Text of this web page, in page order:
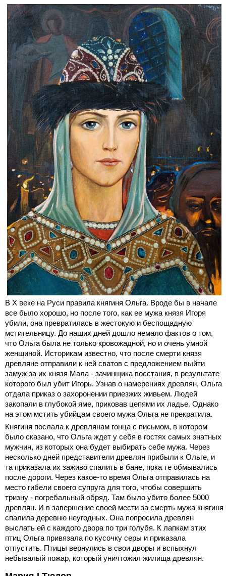
В X веке на Руси правила княгиня Ольга. Вроде бы в начале
все было хорошо, но после того, как ее мужа князя Игоря
убили, она превратилась в жестокую и беспощадную
мстительницу. До наших дней дошло немало фактов о том,
что Ольга была не только кровожадной, но и очень умной
женщиной. Историкам известно, что после смерти князя
древляне отправили к ней сватов с предложением выйти
замуж за их князя Мала - зачинщика восстания, в результате
которого был убит Игорь. Узнав о намерениях древлян, Ольга
отдала приказ о захоронении приезжих живьем. Людей
закопали в глубокой яме, приковав цепями их ладье. Однако
на этом мстить убийцам своего мужа Ольга не прекратила.
Княгиня послала к древлянам гонца с письмом, в котором
было сказано, что Ольга ждет у себя в гостях самых знатных
мужчин, из которых она будет выбирать себе мужа. Через
несколько дней представители древлян прибыли к Ольге, и
та приказала их заживо спалить в бане, пока те обмывались
после дороги. Через какое-то время Ольга отправилась на
место гибели своего супруга для того, чтобы совершить
тризну - погребальный обряд. Там было убито более 5000
древлян. И в завершение своей мести за смерть мужа княгиня
спалила деревню неугодных. Она попросила древлян
выслать ей с каждого двора по три голубя. К лапкам этих
птиц Ольга привязала по кусочку серы и приказала
отпустить. Птицы вернулись в свои дворы и вспыхнул
небывалый пожар, который уничтожил жилища древлян.